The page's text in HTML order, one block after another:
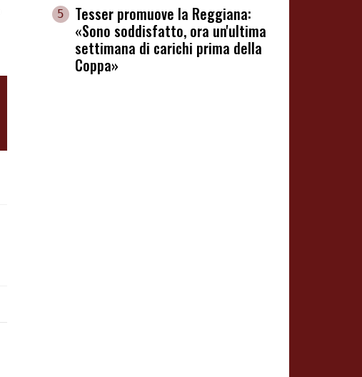
5
Tesser promuove la Reggiana:
«Sono soddisfatto, ora un'ultima
settimana di carichi prima della
Coppa»